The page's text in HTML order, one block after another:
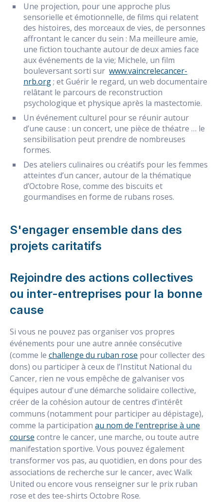
Une projection, pour une approche plus
sensorielle et émotionnelle, de films qui relatent
des histoires, des morceaux de vies, de personnes
affrontant le cancer du sein : Ma meilleure amie,
une fiction touchante autour de deux amies face
aux événements de la vie; Michele, un film
bouleversant sorti sur www.vaincrelecancer-
nrb.org; et Guérir le regard, un web documentaire
relâtant le parcours de reconstruction
psychologique et physique après la mastectomie.
Un événement culturel pour se réunir autour
d’une cause : un concert, une pièce de théatre … le
sensibilisation peut prendre de nombreuses
formes.
Des ateliers culinaires ou créatifs pour les femmes
atteintes d’un cancer, autour de la thématique
d’Octobre Rose, comme des biscuits et
gourmandises en forme de rubans roses.
S'engager ensemble dans des
projets caritatifs
Rejoindre des actions collectives
ou inter-entreprises pour la bonne
cause
Si vous ne pouvez pas organiser vos propres
événements pour une autre année consécutive
(comme le challenge du ruban rose pour collecter des
dons) ou participer à ceux de l’Institut National du
Cancer, rien ne vous empêche de galvaniser vos
équipes autour d'une démarche solidaire collective,
créer de la cohésion autour de centres d’intérêt
communs (notamment pour participer au dépistage),
comme la participation au nom de l'entreprise à une
course contre le cancer, une marche, ou toute autre
manifestation sportive. Vous pouvez également
transformer vos pas, au quotidien, en dons pour des
associations de recherche sur le cancer, avec Walk
United ou encore vous renseigner sur le prix ruban
rose et des tee-shirts Octobre Rose.